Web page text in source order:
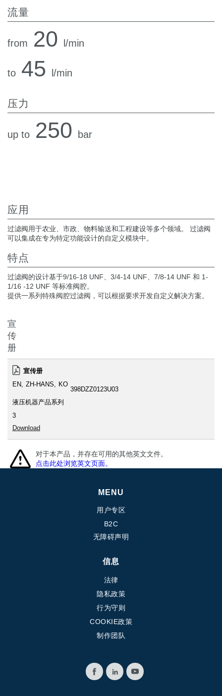
热交换
热交换器
流量
from 20 l/min
to 45 l/min
压力
up to 250 bar
应用
过滤阀用于农业、市政、物料输送和工程建设等多个领域。 过滤阀
可以集成在专为特定功能设计的自定义模块中。
特点
过滤阀的设计基于9/16-18 UNF、3/4-14 UNF、7/8-14 UNF 和 1-
1/16 -12 UNF 等标准阀腔。
提供一系列特殊阀腔过滤阀，可以根据要求开发自定义解决方案。
宣
传
册
宣传册
EN
ZH-HANS KO
398DZZ0123U03
液压机器产品系列
3
Download
对于本产品，并存在可用的其他英文文件。
点击此处浏览英文页面。
MENU
用户专区
B2C
无障碍声明
信息
法律
隐私政策
行为守则
COOKIE政策
制作团队